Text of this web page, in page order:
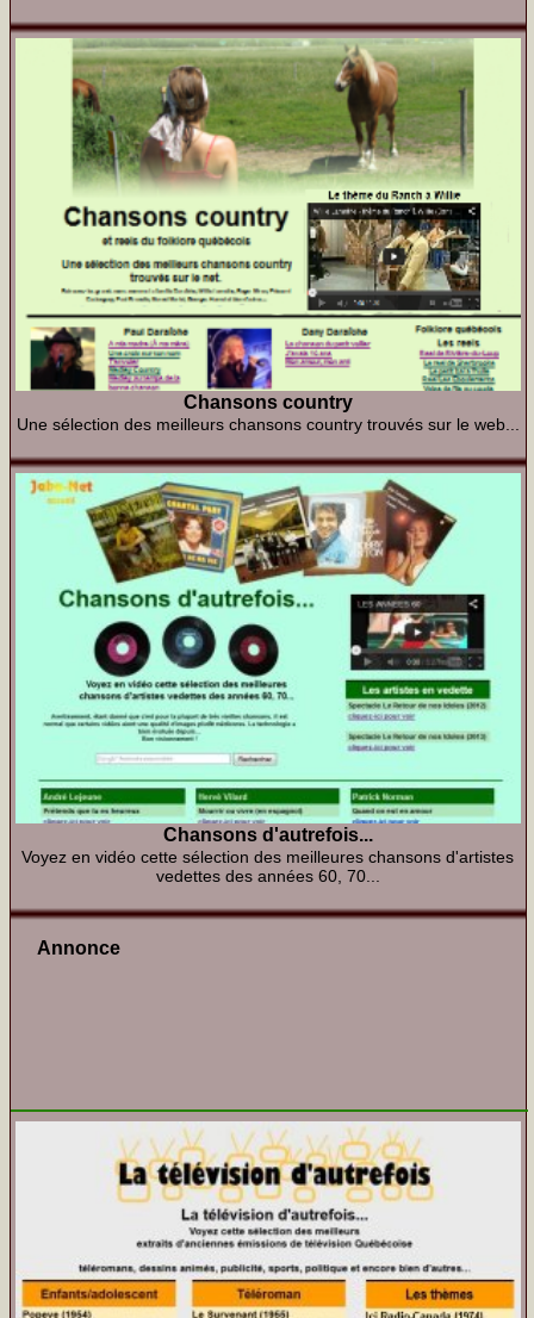
Chansons country
Une sélection des meilleurs chansons country trouvés sur le web...
Chansons d'autrefois...
Voyez en vidéo cette sélection des meilleures chansons d'artistes
vedettes des années 60, 70...
Annonce